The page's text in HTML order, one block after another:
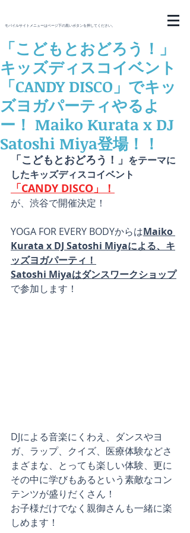
モバイルサイトメニューはページ下の黒いボタンを押してください。
「こどもとおどろう！」
キッズディスコイベント
「CANDY DISCO」でキッ
ズヨガパーティやるよ
ー！ Maiko Kurata x DJ
Satoshi Miya登場！！
「こどもとおどろう！」 をテーマに
したキッズディスコイベント
「CANDY DISCO」！
が、渋谷で開催決定！
YOGA FOR EVERY BODYからはMaiko
Kurata x DJ Satoshi Miyaによる、キ
ッズヨガパーティ！
Satoshi Miyaはダンスワークショップ
で参加します！
DJによる音楽にくわえ、ダンスやヨ
ガ、ラップ、クイズ、医療体験などさ
まざまな、とっても楽しい体験、更に
その中に学びもあるという素敵なコン
テンツが盛りだくさん！
お子様だけでなく親御さんも一緒に楽
しめます！